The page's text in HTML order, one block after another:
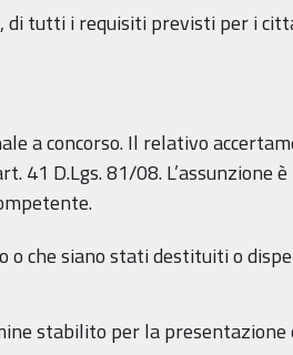
di tutti i requisiti previsti per i
a concorso. Il relativo
41 D.Lgs. 81/08. L’assunzione
o che siano stati destituiti o
stabilito per la presentazione